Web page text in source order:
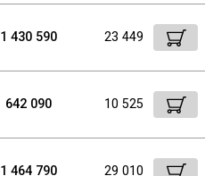
1 430 590 23 449
642 090 10 525
1 464 790 29 010